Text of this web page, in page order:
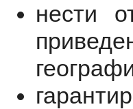
нести